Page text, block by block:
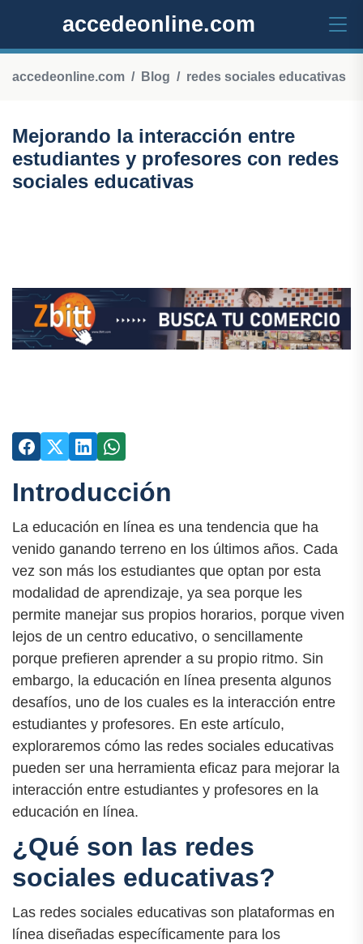
accedeonline.com
accedeonline.com Blog redes sociales educativas
Mejorando la interacción entre
estudiantes y profesores con redes
sociales educativas
Introducción
La educación en línea es una tendencia que ha
venido ganando terreno en los últimos años. Cada
vez son más los estudiantes que optan por esta
modalidad de aprendizaje, ya sea porque les
permite manejar sus propios horarios, porque viven
lejos de un centro educativo, o sencillamente
porque prefieren aprender a su propio ritmo. Sin
embargo, la educación en línea presenta algunos
desafíos, uno de los cuales es la interacción entre
estudiantes y profesores. En este artículo,
exploraremos cómo las redes sociales educativas
pueden ser una herramienta eficaz para mejorar la
interacción entre estudiantes y profesores en la
educación en línea.
¿Qué son las redes
sociales educativas?
Las redes sociales educativas son plataformas en
línea diseñadas específicamente para los